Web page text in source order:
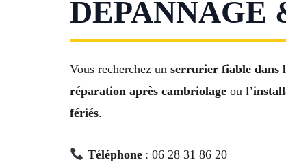
DÉPANNAGE
Vous recherchez un serrurier fiable dans
réparation après cambriolage ou l’
fériés.
Téléphone: 06 28 31 86 20